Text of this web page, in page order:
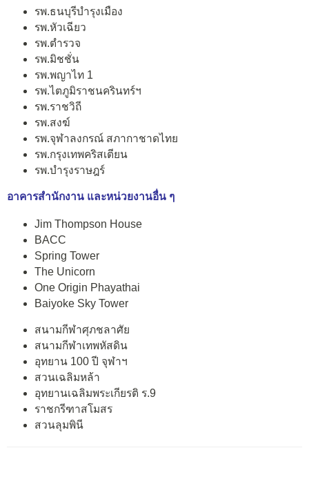
รพ.ธนบุรีบำรุงเมือง
รพ.หัวเฉียว
รพ.ตำรวจ
รพ.มิชชั่น
รพ.พญาไท 1
รพ.ไตภูมิราชนครินทร์ฯ
รพ.ราชวิถี
รพ.สงฆ์
รพ.จุฬาลงกรณ์ สภากาชาดไทย
รพ.กรุงเทพคริสเตียน
รพ.บำรุงราษฎร์
อาคารสำนักงาน และหน่วยงานอื่น ๆ
Jim Thompson House
BACC
Spring Tower
The Unicorn
One Origin Phayathai
Baiyoke Sky Tower
สนามกีฬาศุภชลาศัย
สนามกีฬาเทพหัสดิน
อุทยาน 100 ปี จุฬาฯ
สวนเฉลิมหล้า
อุทยานเฉลิมพระเกียรติ ร.9
ราชกรีฑาสโมสร
สวนลุมพินี